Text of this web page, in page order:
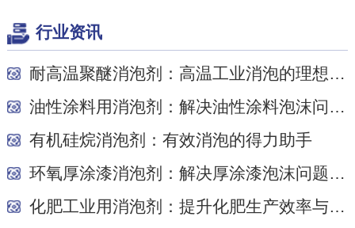
行业资讯
耐高温聚醚消泡剂：高温工业消泡的理想之选
油性涂料用消泡剂：解决油性涂料泡沫问题的关键
有机硅烷消泡剂：有效消泡的得力助手
环氧厚涂漆消泡剂：解决厚涂漆泡沫问题的关键
化肥工业用消泡剂：提升化肥生产效率与质量的关...